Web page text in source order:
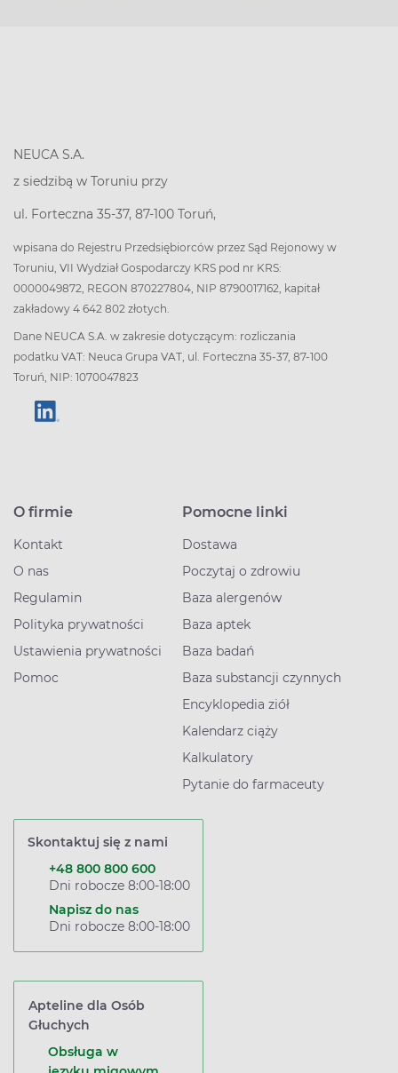
NEUCA S.A.
z siedzibą w Toruniu przy
ul. Forteczna 35-37, 87-100 Toruń,
wpisana do Rejestru Przedsiębiorców przez Sąd Rejonowy w
Toruniu, VII Wydział Gospodarczy KRS pod nr KRS:
0000049872, REGON 870227804, NIP 8790017162, kapitał
zakładowy 4 642 802 złotych.
Dane NEUCA S.A. w zakresie dotyczącym: rozliczania
podatku VAT: Neuca Grupa VAT, ul. Forteczna 35-37, 87-100
Toruń, NIP: 1070047823
O firmie
Kontakt
O nas
Regulamin
Polityka prywatności
Ustawienia prywatności
Pomoc
Pomocne linki
Dostawa
Poczytaj o zdrowiu
Baza alergenów
Baza aptek
Baza badań
Baza substancji czynnych
Encyklopedia ziół
Kalendarz ciąży
Kalkulatory
Pytanie do farmaceuty
Skontaktuj się z nami
+48 800 800 600
Dni robocze 8:00-18:00
Napisz do nas
Dni robocze 8:00-18:00
Apteline dla Osób
Głuchych
Obsługa w